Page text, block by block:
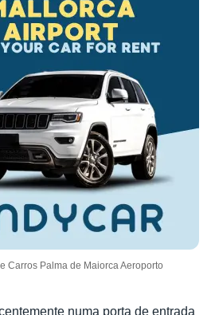
Carros Palma de Maiorca Aeroporto
numa porta de entrada